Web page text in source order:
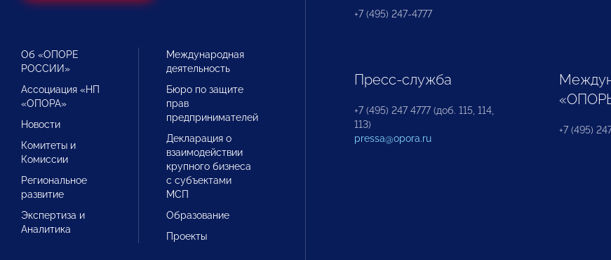
Об «ОПОРЕ
РОССИИ»
Ассоциация «НП
«ОПОРА»
Новости
Комитеты и
Комиссии
Региональное
развитие
Экспертиза и
Аналитика
Международная
деятельность
Бюро по защите
прав
предпринимателей
Декларация о
взаимодействии
крупного бизнеса
с субъектами
МСП
Образование
Проекты
+7 (495) 247-4777
Пресс-служба
+7 (495) 247 4777 (доб. 115, 114,
113)
pressa@opora.ru
+7 (495)